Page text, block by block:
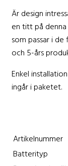
Är design
en titt på
som passar i
och 5-års
Enkel
ingår i paketet.
Artikelnummer
Batterityp